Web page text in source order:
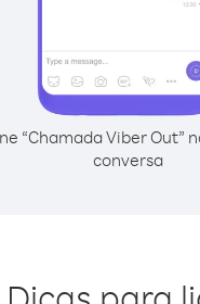
“Chamada Viber Out”
conversa